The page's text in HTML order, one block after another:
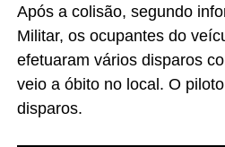
Após a colisão, segundo
Militar, os ocupantes do
efetuaram vários disparos
veio a óbito no local. O
disparos.